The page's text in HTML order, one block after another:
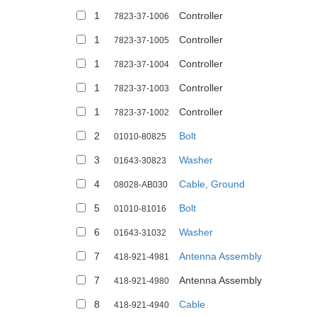
1 7823-37-1006 Controller
1 7823-37-1005 Controller
1 7823-37-1004 Controller
1 7823-37-1003 Controller
1 7823-37-1002 Controller
2 01010-80825 Bolt
3 01643-30823 Washer
4 08028-AB030 Cable, Ground
5 01010-81016 Bolt
6 01643-31032 Washer
7 418-921-4981 Antenna Assembly
7 418-921-4980 Antenna Assembly
8 418-921-4940 Cable